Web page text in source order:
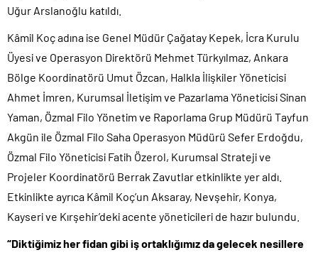
Uğur Arslanoğlu katıldı.
Kâmil Koç adına ise Genel Müdür Çağatay Kepek, İcra Kurulu
Üyesi ve Operasyon Direktörü Mehmet Türkyılmaz, Ankara
Bölge Koordinatörü Umut Özcan, Halkla İlişkiler Yöneticisi
Ahmet İmren, Kurumsal İletişim ve Pazarlama Yöneticisi Sinan
Yaman, Özmal Filo Yönetim ve Raporlama Grup Müdürü Tayfun
Akgün ile Özmal Filo Saha Operasyon Müdürü Sefer Erdoğdu,
Özmal Filo Yöneticisi Fatih Özerol, Kurumsal Strateji ve
Projeler Koordinatörü Berrak Zavutlar etkinlikte yer aldı.
Etkinlikte ayrıca Kâmil Koç’un Aksaray, Nevşehir, Konya,
Kayseri ve Kırşehir’deki acente yöneticileri de hazır bulundu.
“Diktiğimiz her fidan gibi iş ortaklığımız da gelecek nesillere